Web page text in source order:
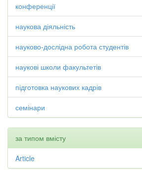
конференції
наукова діяльність
науково-дослідна робота студентів
наукові школи факультетів
підготовка наукових кадрів
семінари
за типом вмісту
Article